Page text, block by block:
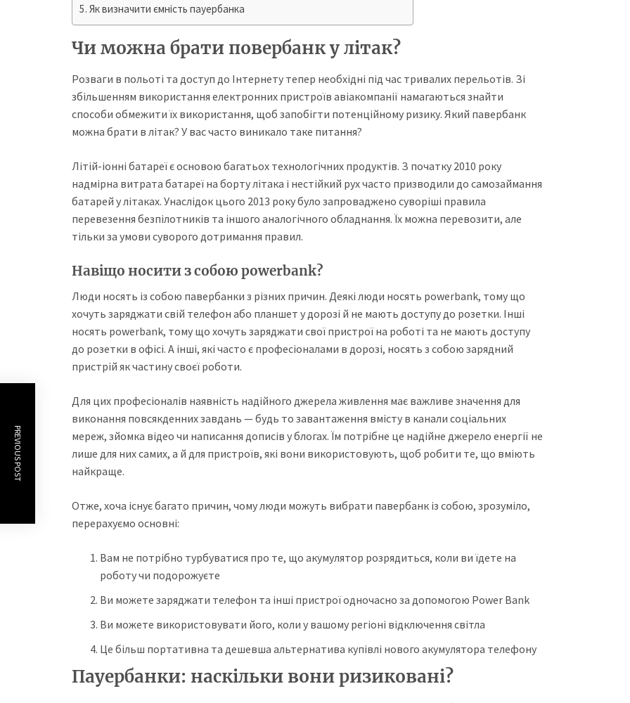
Як визначити ємність пауербанка
Чи можна брати повербанк у літак?
Розваги в польоті та доступ до Інтернету тепер необхідні під час тривалих перельотів. Зі
збільшенням використання електронних пристроїв авіакомпанії намагаються знайти
способи обмежити їх використання, щоб запобігти потенційному ризику. Який павербанк
можна брати в літак? У вас часто виникало таке питання?
Літій-іонні батареї є основою багатьох технологічних продуктів. З початку 2010 року
надмірна витрата батареї на борту літака і нестійкий рух часто призводили до самозаймання
батарей у літаках. Унаслідок цього 2013 року було запроваджено суворіші правила
перевезення безпілотників та іншого аналогічного обладнання. Їх можна перевозити, але
тільки за умови суворого дотримання правил.
Навіщо носити з собою powerbank?
Люди носять із собою павербанки з різних причин. Деякі люди носять powerbank, тому що
хочуть заряджати свій телефон або планшет у дорозі й не мають доступу до розетки. Інші
носять powerbank, тому що хочуть заряджати свої пристрої на роботі та не мають доступу
до розетки в офісі. А інші, які часто є професіоналами в дорозі, носять з собою зарядний
пристрій як частину своєї роботи.
Для цих професіоналів наявність надійного джерела живлення має важливе значення для
виконання повсякденних завдань — будь то завантаження вмісту в канали соціальних
мереж, зйомка відео чи написання дописів у блогах. Їм потрібне це надійне джерело енергії не
лише для них самих, а й для пристроїв, які вони використовують, щоб робити те, що вміють
найкраще.
Отже, хоча існує багато причин, чому люди можуть вибрати павербанк із собою, зрозуміло,
перерахуємо основні:
Вам не потрібно турбуватися про те, що акумулятор розрядиться, коли ви їдете на
роботу чи подорожуєте
Ви можете заряджати телефон та інші пристрої одночасно за допомогою Power Bank
Ви можете використовувати його, коли у вашому регіоні відключення світла
Це більш портативна та дешевша альтернатива купівлі нового акумулятора телефону
Пауербанки: наскільки вони ризиковані?
PREVIOUS POST